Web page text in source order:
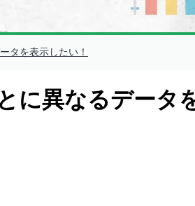
タを表示したい！
に異なるデータ